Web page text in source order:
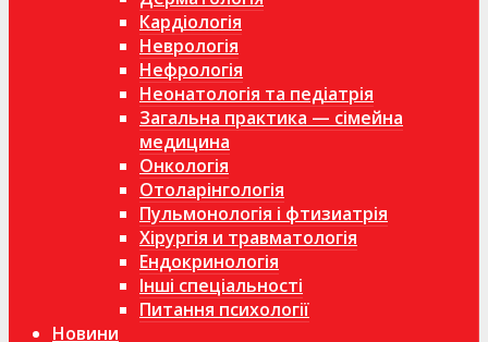
Кардіологія
Неврологія
Нефрологія
Неонатологія та педіатрія
Загальна практика — сімейна
медицина
Онкологія
Отоларінгологія
Пульмонологія і фтизиатрія
Хірургія и травматологія
Ендокринологія
Інші спеціальності
Питання психології
Новини